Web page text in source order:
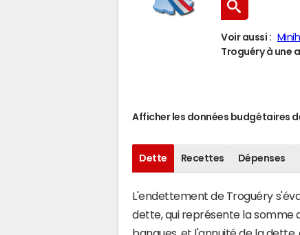
Voir aussi :
Troguéry à une
Afficher les données budgétaires
Dette Recettes Dépenses
L'endettement de Troguéry
dette, qui représente la somme